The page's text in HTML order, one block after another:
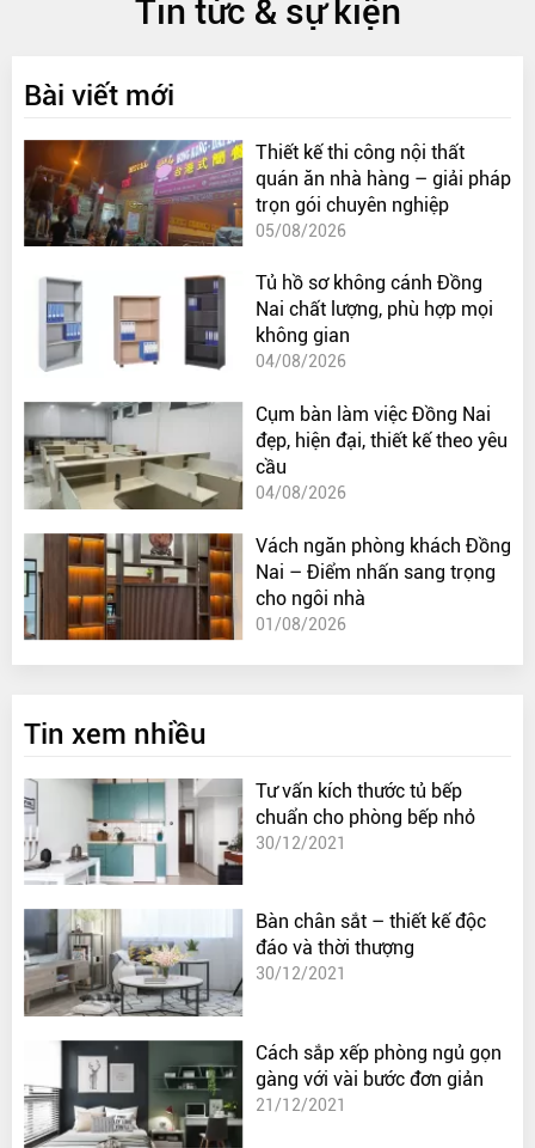
Tin tức & sự kiện
Bài viết mới
Thiết kế thi công nội thất
quán ăn nhà hàng – giải pháp
trọn gói chuyên nghiệp
05/08/2026
Tủ hồ sơ không cánh Đồng
Nai chất lượng, phù hợp mọi
không gian
04/08/2026
Cụm bàn làm việc Đồng Nai
đẹp, hiện đại, thiết kế theo yêu
cầu
04/08/2026
Vách ngăn phòng khách Đồng
Nai – Điểm nhấn sang trọng
cho ngôi nhà
01/08/2026
Tin xem nhiều
Tư vấn kích thước tủ bếp
chuẩn cho phòng bếp nhỏ
30/12/2021
Bàn chân sắt – thiết kế độc
đáo và thời thượng
30/12/2021
Cách sắp xếp phòng ngủ gọn
gàng với vài bước đơn giản
21/12/2021